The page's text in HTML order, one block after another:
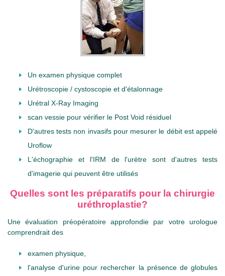
Un examen physique complet
Urétroscopie / cystoscopie et d'étalonnage
Urétral X-Ray Imaging
scan vessie pour vérifier le Post Void résiduel
D'autres tests non invasifs pour mesurer le débit est appelé
Uroflow
L'échographie et l'IRM de l'urètre sont d'autres tests
d'imagerie qui peuvent être utilisés
Quelles sont les préparatifs pour la chirurgie
uréthroplastie?
Une évaluation préopératoire approfondie par votre urologue
comprendrait des
examen physique,
l'analyse d'urine pour rechercher la présence de globules